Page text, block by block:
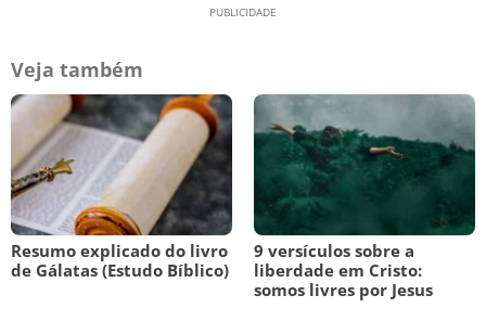
Veja também
Resumo explicado do livro
de Gálatas (Estudo Bíblico)
9 versículos sobre a
liberdade em Cristo:
somos livres por Jesus